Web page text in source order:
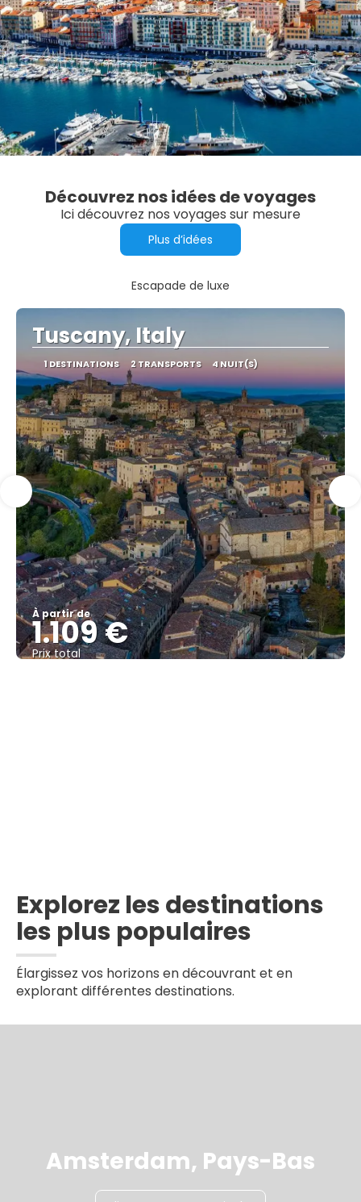
Découvrez nos idées de voyages
Ici découvrez nos voyages sur mesure
Plus d’idées
Escapade de luxe
Tuscany, Italy
1 DESTINATIONS 2 TRANSPORTS 4 NUIT(S)
À partir de
1.109 €
Prix ​​total
Explorez les destinations
les plus populaires
Élargissez vos horizons en découvrant et en
explorant différentes destinations.
Amsterdam, Pays-Bas